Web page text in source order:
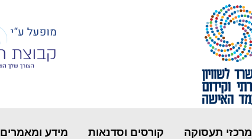
מרכזי תעסוקה קורסים וסדנאות מידע ומאמרים